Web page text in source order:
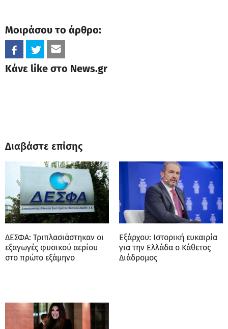
Μοιράσου το άρθρο:
Κάνε like στο News.gr
Διαβάστε επίσης
ΔΕΣΦΑ: Τριπλασιάστηκαν οι
εξαγωγές φυσικού αερίου
στο πρώτο εξάμηνο
Εξάρχου: Ιστορική ευκαιρία
για την Ελλάδα ο Κάθετος
Διάδρομος